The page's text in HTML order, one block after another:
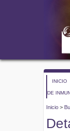
INICIO
DE
Inicio >